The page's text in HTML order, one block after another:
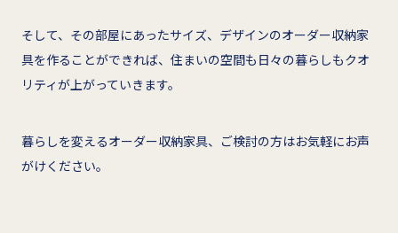
そして、その部屋にあったサイズ、デザインのオーダー収納家
具を作ることができれば、住まいの空間も日々の暮らしもクオ
リティが上がっていきます。
暮らしを変えるオーダー収納家具、ご検討の方はお気軽にお声
がけください。